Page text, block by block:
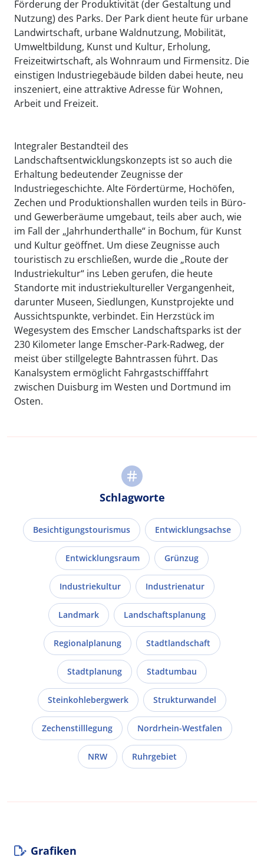
Förderung der Produktivität (der Gestaltung und
Nutzung) des Parks. Der Park dient heute für urbane
Landwirtschaft, urbane Waldnutzung, Mobilität,
Umweltbildung, Kunst und Kultur, Erholung,
Freizeitwirtschaft, als Wohnraum und Firmensitz. Die
einstigen Industriegebäude bilden dabei heute, neu
inszeniert, eine attraktive Adresse für Wohnen,
Arbeit und Freizeit.
Integraler Bestandteil des
Landschaftsentwicklungskonzepts ist so auch die
Erhaltung bedeutender Zeugnisse der
Industriegeschichte. Alte Fördertürme, Hochöfen,
Zechen und Produktionshallen wurden teils in Büro-
und Gewerberäume umgebaut, teils aber auch, wie
im Fall der „Jahrhunderthalle“ in Bochum, für Kunst
und Kultur geöffnet. Um diese Zeugnisse auch
touristisch zu erschließen, wurde die „Route der
Industriekultur“ ins Leben gerufen, die heute
Standorte mit industriekultureller Vergangenheit,
darunter Museen, Siedlungen, Kunstprojekte und
Aussichtspunkte, verbindet. Ein Herzstück im
Wegesystem des Emscher Landschaftsparks ist der
230 Kilometer lange Emscher-Park-Radweg, der
meist über stillgelegte Bahntrassen führt. Das
Kanalsystem ermöglicht Fahrgastschifffahrt
zwischen Duisburg im Westen und Dortmund im
Osten.
Schlagworte
Besichtigungstourismus Entwicklungsachse
Entwicklungsraum Grünzug
Industriekultur Industrienatur
Landmark Landschaftsplanung
Regionalplanung Stadtlandschaft
Stadtplanung Stadtumbau
Steinkohlebergwerk Strukturwandel
Zechenstilllegung Nordrhein-Westfalen
NRW Ruhrgebiet
Grafiken